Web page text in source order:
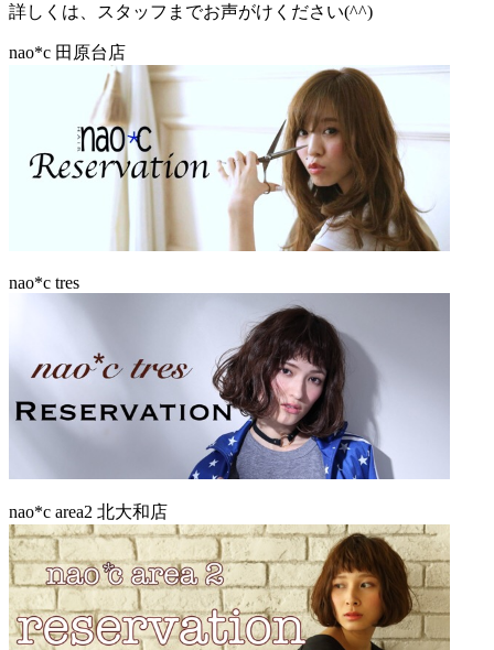
詳しくは、スタッフまでお声がけください(^^)
nao*c 田原台店
nao*c tres
nao*c area2 北大和店